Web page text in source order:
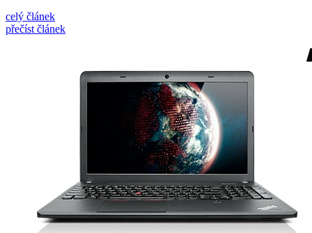
celý článek
přečíst článek